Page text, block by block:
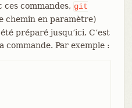
commandes, git
chemin en paramètre)
préparé jusqu’ici. C’est
commande. Par exemple :